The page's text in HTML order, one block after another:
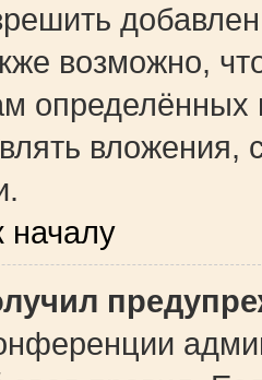
возможно,
вложения,
началу